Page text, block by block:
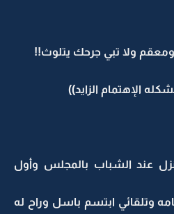
ولا تبي جرحك يتلوث!!
الإهتمام الزايد))
عند الشباب بالمجلس وأول
وتلقائي ابتسم باسل وراح له